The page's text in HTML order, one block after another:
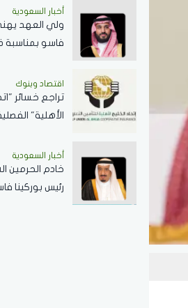
أخبار السعودية
ولي العهد
فاسو بمناسبة
اقتصاد وبنوك
تراجع خسائر
أخبار السعودية
خادم الحرمين
رئيس بوركينا